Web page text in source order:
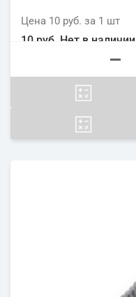
Цена 10 руб. за 1 шт
10 руб. Нет в наличии